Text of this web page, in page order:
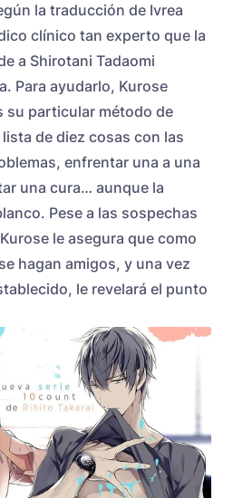
la traducción de Ivrea
clínico tan experto que la
a Shirotani Tadaomi
Para ayudarlo, Kurose
su particular método de
de diez cosas con las
enfrentar una a una
una cura… aunque la
Pese a las sospechas
le asegura que como
hagan amigos, y una vez
le revelará el punto